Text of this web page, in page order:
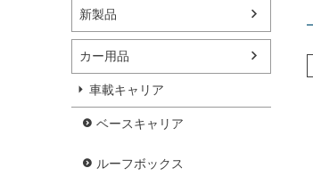
新製品
カー用品
車載キャリア
ベースキャリア
ルーフボックス